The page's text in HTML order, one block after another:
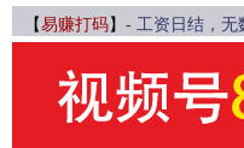
【易赚打码】 - 工资日结，无